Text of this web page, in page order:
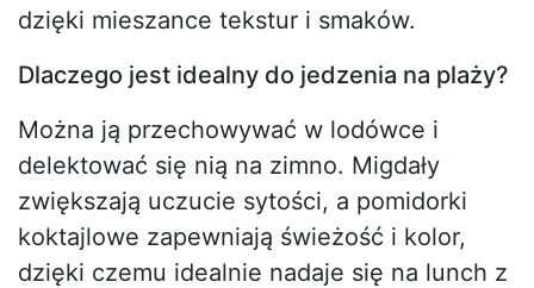
dzięki mieszance tekstur i smaków.
Dlaczego jest idealny do jedzenia na plaży?
Można ją przechowywać w lodówce i
delektować się nią na zimno. Migdały
zwiększają uczucie sytości, a pomidorki
koktajlowe zapewniają świeżość i kolor,
dzięki czemu idealnie nadaje się na lunch z